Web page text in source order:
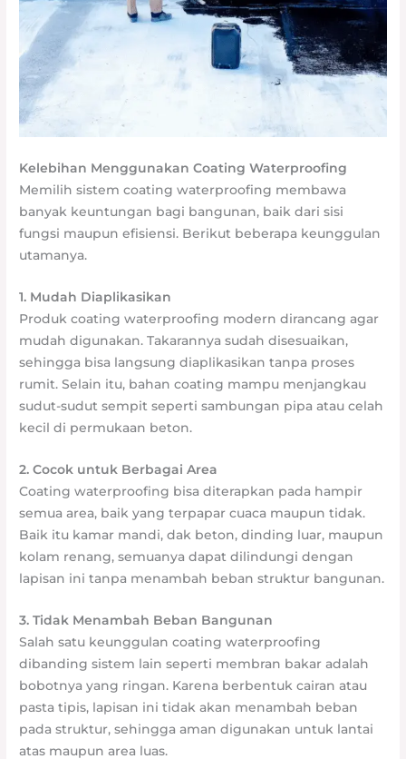
Kelebihan Menggunakan Coating Waterproofing
Memilih sistem coating waterproofing membawa
banyak keuntungan bagi bangunan, baik dari sisi
fungsi maupun efisiensi. Berikut beberapa keunggulan
utamanya.
1. Mudah Diaplikasikan
Produk coating waterproofing modern dirancang agar
mudah digunakan. Takarannya sudah disesuaikan,
sehingga bisa langsung diaplikasikan tanpa proses
rumit. Selain itu, bahan coating mampu menjangkau
sudut-sudut sempit seperti sambungan pipa atau celah
kecil di permukaan beton.
2. Cocok untuk Berbagai Area
Coating waterproofing bisa diterapkan pada hampir
semua area, baik yang terpapar cuaca maupun tidak.
Baik itu kamar mandi, dak beton, dinding luar, maupun
kolam renang, semuanya dapat dilindungi dengan
lapisan ini tanpa menambah beban struktur bangunan.
3. Tidak Menambah Beban Bangunan
Salah satu keunggulan coating waterproofing
dibanding sistem lain seperti membran bakar adalah
bobotnya yang ringan. Karena berbentuk cairan atau
pasta tipis, lapisan ini tidak akan menambah beban
pada struktur, sehingga aman digunakan untuk lantai
atas maupun area luas.